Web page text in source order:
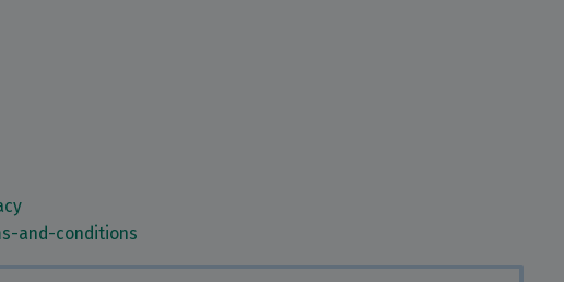
and-conditions